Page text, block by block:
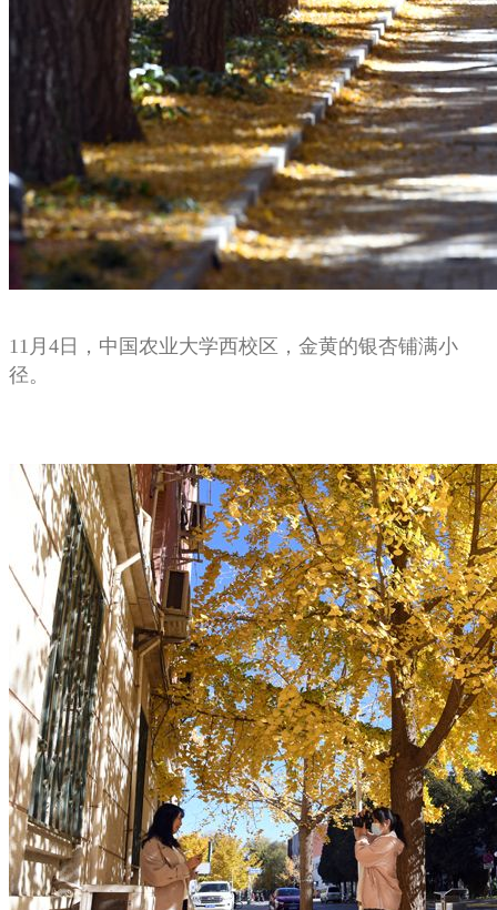
11月4日，中国农业大学西校区，金黄的银杏铺满小
径。